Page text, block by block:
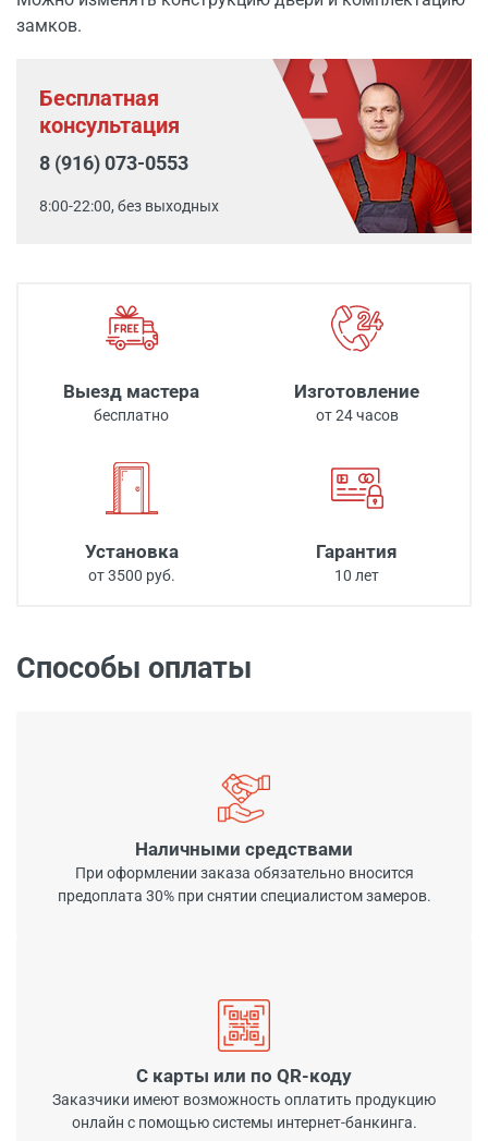
замков.
Бесплатная
консультация
8 (916) 073-0553
8:00-22:00, без выходных
Выезд мастера
бесплатно
Изготовление
от 24 часов
Установка
от 3500 руб.
Гарантия
10 лет
Способы оплаты
Наличными средствами
При оформлении заказа обязательно вносится
предоплата 30% при снятии специалистом замеров.
С карты или по QR-коду
Заказчики имеют возможность оплатить продукцию
онлайн с помощью системы интернет-банкинга.